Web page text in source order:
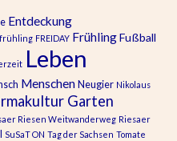
Entdeckung
FREIDAY FrühlingFußball
Leben
Menschen Neugier Nikolaus
Garten
Riesen Weitwanderweg Riesaer
SuSaT ON Tag der Sachsen Tomate